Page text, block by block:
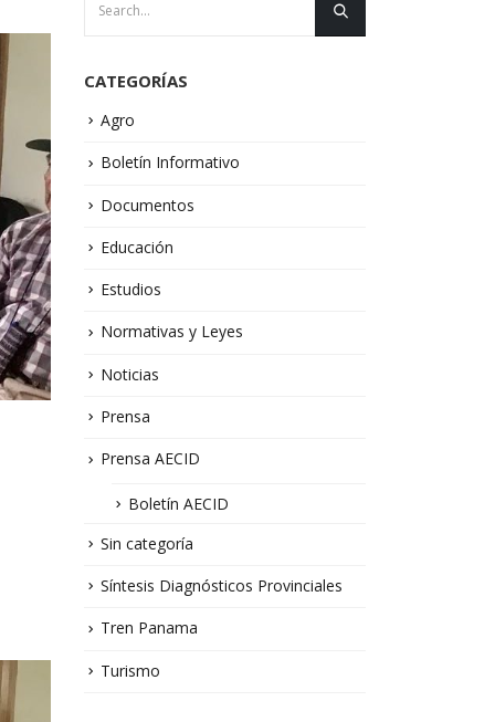
CATEGORÍAS
Agro
Boletín Informativo
Documentos
Educación
Estudios
Normativas y Leyes
Noticias
Prensa
Prensa AECID
Boletín AECID
Sin categoría
Síntesis Diagnósticos Provinciales
Tren Panama
Turismo